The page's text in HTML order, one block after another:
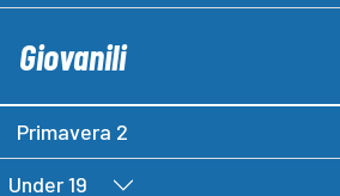
Giovanili
Primavera 2
Under 19